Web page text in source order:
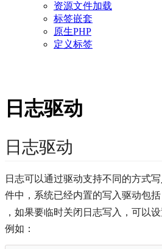
资源文件加载
标签嵌套
原生PHP
定义标签
日志驱动
日志驱动
日志可以通过驱动支持不同的方式
件中，系统已经内置的写入驱动包括
，如果要临时关闭日志写入，可以
例如：